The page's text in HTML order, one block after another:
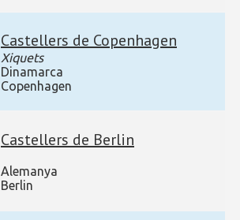
Castellers de Copenhagen
Xiquets
Dinamarca
Copenhagen
Castellers de Berlin
Alemanya
Berlin